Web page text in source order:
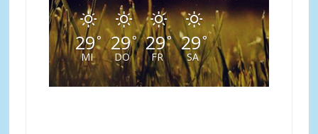
29°
MI
29°
DO
29°
FR
29°
SA